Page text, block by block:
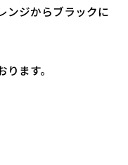
ンジからブラックに
ます。